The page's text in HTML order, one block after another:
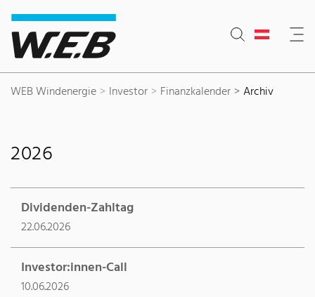
Inhaltsbereich
Suche
Hauptnavigation
Kontakt
Footer
WEB Windenergie Investor Finanzkalender Archiv
2026
Dividenden-Zahltag
22.06.2026
Investor:innen-Call
10.06.2026